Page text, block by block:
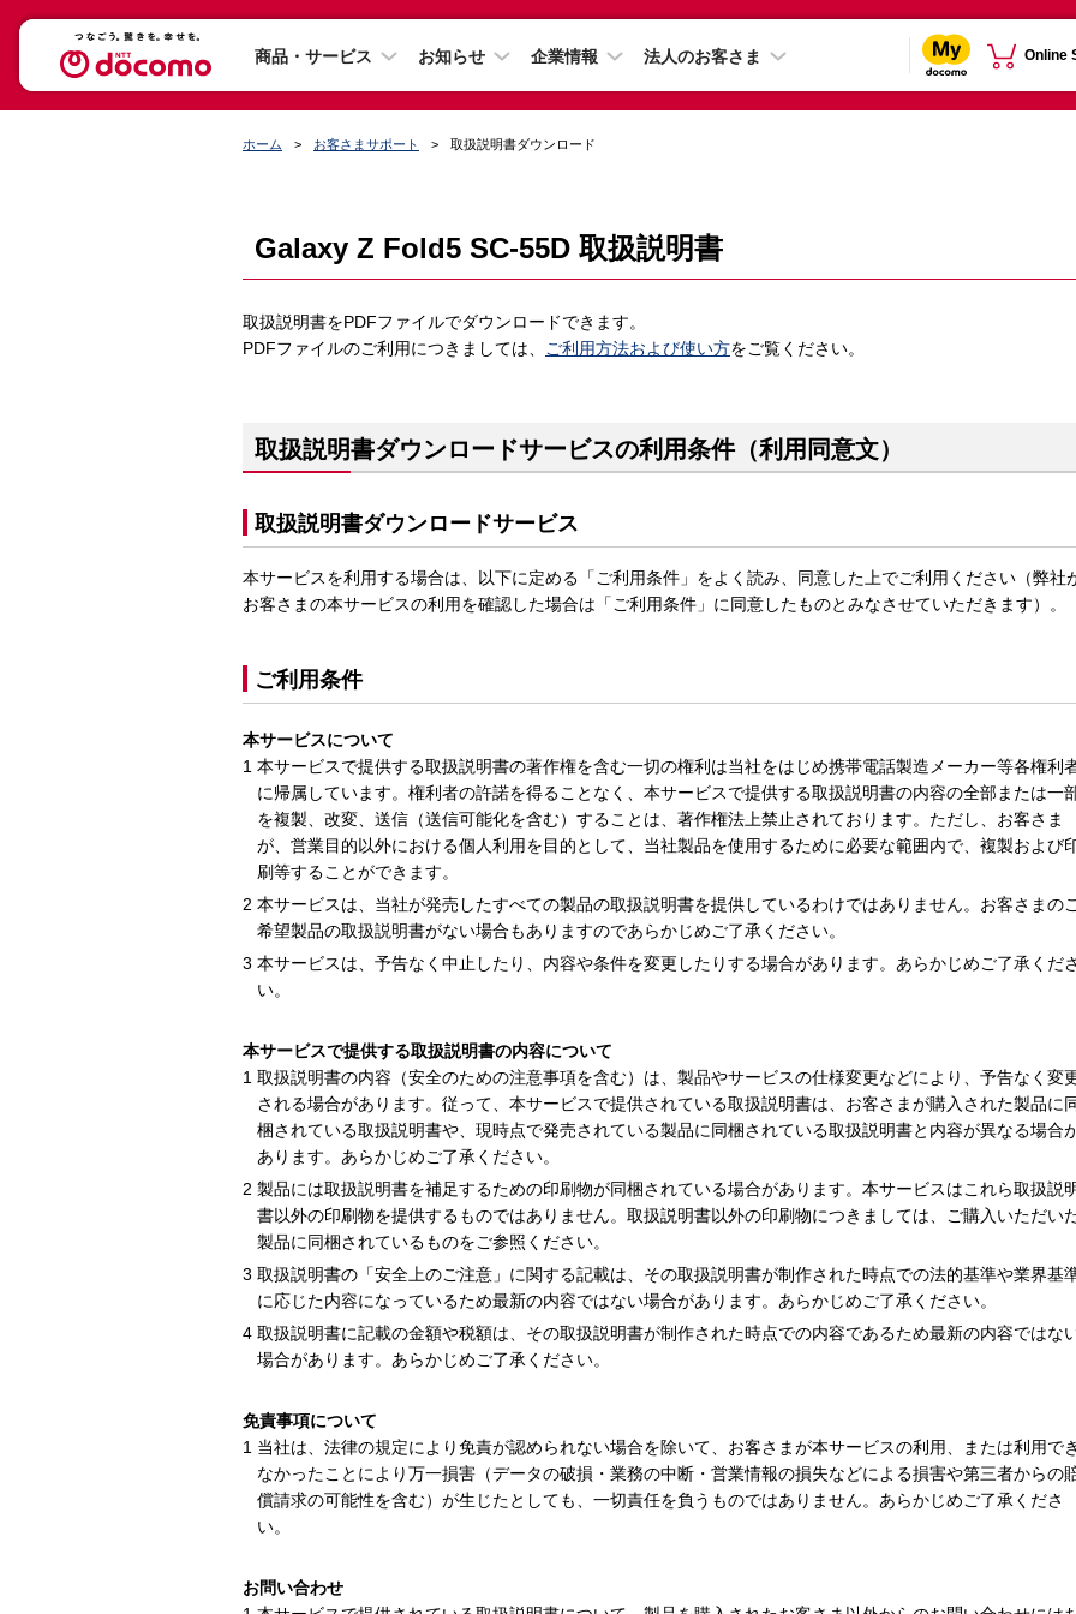
商品・サービス お知らせ 企業情報 法人のお客さま Online
ホーム お客さまサポート 取扱説明書ダウンロード
Galaxy Z Fold5 SC-55D 取扱説明書
取扱説明書をPDFファイルでダウンロードできます。
PDFファイルのご利用につきましては、
ご利用方法および使い方をご覧ください。
取扱説明書ダウンロードサービスの利用条件（利用同意文）
取扱説明書ダウンロードサービス
本サービスを利用する場合は、以下に定める「ご利用条件」をよく読み、同意した上でご利用ください（弊社
お客さまの本サービスの利用を確認した場合は「ご利用条件」に同意したものとみなさせていただきます）。
ご利用条件
本サービスについて
本サービスで提供する取扱説明書の著作権を含む一切の権利は当社をはじめ携帯電話製造メーカー等各権利
に帰属しています。権利者の許諾を得ることなく、本サービスで提供する取扱説明書の内容の全部または一
を複製、改変、送信（送信可能化を含む）することは、著作権法上禁止されております。ただし、お客さま
が、営業目的以外における個人利用を目的として、当社製品を使用するために必要な範囲内で、複製および
刷等することができます。
本サービスは、当社が発売したすべての製品の取扱説明書を提供しているわけではありません。お客さまの
希望製品の取扱説明書がない場合もありますのであらかじめご了承ください。
本サービスは、予告なく中止したり、内容や条件を変更したりする場合があります。あらかじめご了承くださ
い。
本サービスで提供する取扱説明書の内容について
取扱説明書の内容（安全のための注意事項を含む）は、製品やサービスの仕様変更などにより、予告なく変
される場合があります。従って、本サービスで提供されている取扱説明書は、お客さまが購入された製品に
梱されている取扱説明書や、現時点で発売されている製品に同梱されている取扱説明書と内容が異なる場合
あります。あらかじめご了承ください。
製品には取扱説明書を補足するための印刷物が同梱されている場合があります。本サービスはこれら取扱説
書以外の印刷物を提供するものではありません。取扱説明書以外の印刷物につきましては、ご購入いただい
製品に同梱されているものをご参照ください。
取扱説明書の「安全上のご注意」に関する記載は、その取扱説明書が制作された時点での法的基準や業界基
に応じた内容になっているため最新の内容ではない場合があります。あらかじめご了承ください。
取扱説明書に記載の金額や税額は、その取扱説明書が制作された時点での内容であるため最新の内容ではな
場合があります。あらかじめご了承ください。
免責事項について
当社は、法律の規定により免責が認められない場合を除いて、お客さまが本サービスの利用、または利用でき
なかったことにより万一損害（データの破損・業務の中断・営業情報の損失などによる損害や第三者からの
償請求の可能性を含む）が生じたとしても、一切責任を負うものではありません。あらかじめご了承くださ
い。
お問い合わせ